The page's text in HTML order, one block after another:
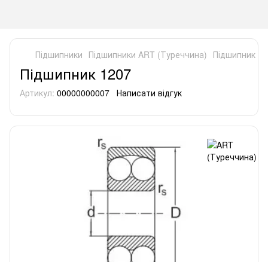
Підшипники Підшипники ART (Туреччина) Підшипник
Підшипник 1207
Артикул: 00000000007 Написати відгук